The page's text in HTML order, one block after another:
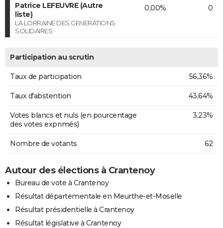
Patrice LEFEUVRE (Autre
liste)
LA LORRAINE DES GENERATIONS
SOLIDAIRES
0,00% 0
Participation au scrutin
Taux de participation 56,36%
Taux d'abstention 43,64%
Votes blancs et nuls (en pourcentage
des votes exprimés)
3,23%
Nombre de votants 62
Autour des élections à Crantenoy
Bureau de vote à Crantenoy
Résultat départementale en Meurthe-et-Moselle
Résultat présidentielle à Crantenoy
Résultat législative à Crantenoy